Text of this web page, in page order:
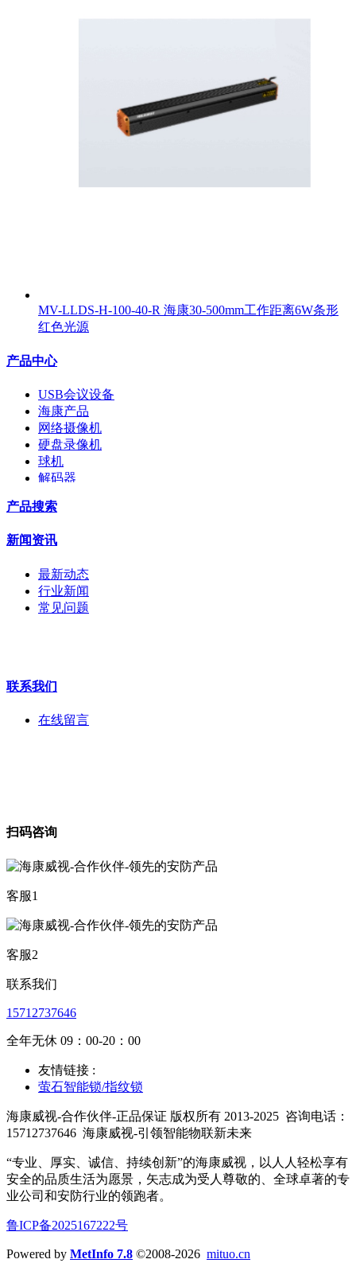
MV-LLDS-H-100-40-R 海康30-500mm工作距离6W条形
红色光源
产品中心
USB会议设备
海康产品
网络摄像机
硬盘录像机
球机
解码器
配件
拼接屏
安检门
工程宝
海康机器人
产品搜索
新闻资讯
最新动态
行业新闻
常见问题
联系我们
在线留言
扫码咨询
客服1
客服2
联系我们
15712737646
全年无休 09：00-20：00
友情链接 :
萤石智能锁/指纹锁
海康威视-合作伙伴-正品保证 版权所有 2013-2025 咨询电话：
15712737646 海康威视-引领智能物联新未来
“专业、厚实、诚信、持续创新”的海康威视，以人人轻松享有
安全的品质生活为愿景，矢志成为受人尊敬的、全球卓著的专
业公司和安防行业的领跑者。
鲁ICP备2025167222号
Powered by MetInfo 7.8 ©2008-2026 mituo.cn